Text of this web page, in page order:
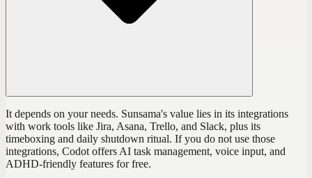
It depends on your needs. Sunsama's value lies in its integrations
with work tools like Jira, Asana, Trello, and Slack, plus its
timeboxing and daily shutdown ritual. If you do not use those
integrations, Codot offers AI task management, voice input, and
ADHD-friendly features for free.